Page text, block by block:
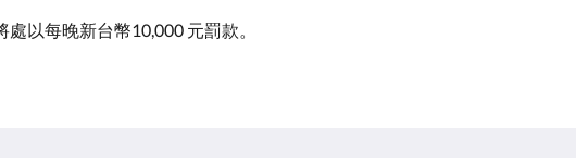
以每晚新台幣10,000 元罰款。